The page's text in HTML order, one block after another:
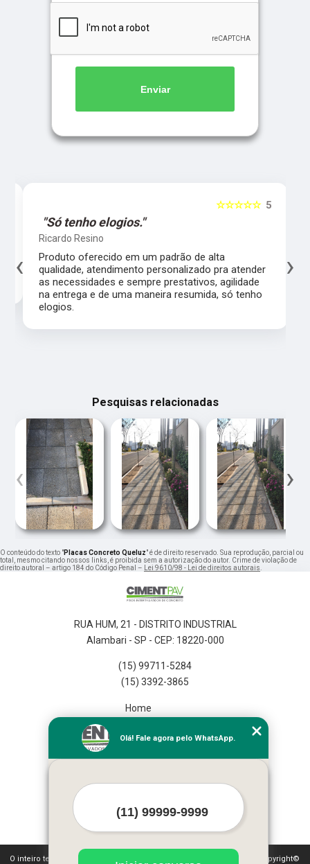
Enviar
5
☆☆☆☆☆
"Só tenho elogios."
Ricardo Resino
Produto oferecido em um padrão de alta
qualidade, atendimento personalizado pra atender
as necessidades e sempre prestativos, agilidade
na entrega e de uma maneira resumida, só tenho
elogios.
‹ ›
Pesquisas relacionadas
‹ ›
O conteúdo do texto "Placas Concreto Queluz" é de direito reservado. Sua reprodução, parcial ou
total, mesmo citando nossos links, é proibida sem a autorização do autor. Crime de violação de
direito autoral – artigo 184 do Código Penal – Lei 9610/98 - Lei de direitos autorais.
RUA HUM, 21 - DISTRITO INDUSTRIAL
Alambari - SP - CEP: 18220-000
(15) 99711-5284
(15) 3392-3865
Home
Missão
Serviços
O inteiro teor deste site está sujeito à proteção de direitos autorais. Copyright©
Olá! Fale agora pelo WhatsApp.